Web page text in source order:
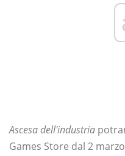
Ascesa dell'industria
Games Store dal 2